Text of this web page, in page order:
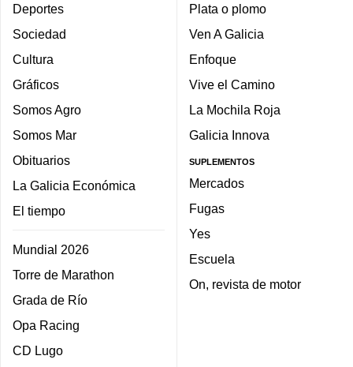
Deportes
Sociedad
Cultura
Gráficos
Somos Agro
Somos Mar
Obituarios
La Galicia Económica
El tiempo
Mundial 2026
Torre de Marathon
Grada de Río
Opa Racing
CD Lugo
Plata o plomo
Ven A Galicia
Enfoque
Vive el Camino
La Mochila Roja
Galicia Innova
SUPLEMENTOS
Mercados
Fugas
Yes
Escuela
On, revista de motor